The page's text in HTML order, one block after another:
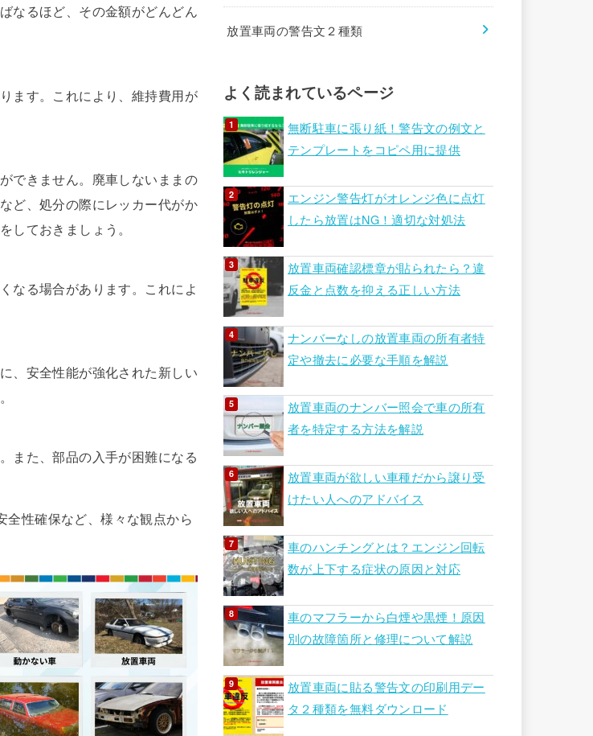
なるほど、その金額がどんどん
ます。これにより、維持費用が
できません。廃車しないままの
ど、処分の際にレッカー代がか
ておきましょう。
なる場合があります。これによ
、安全性能が強化された新しい
また、部品の入手が困難になる
全性確保など、様々な観点から
放置車両の警告文２種類
よく読まれているページ
無断駐車に張り紙！警告文の例文と
テンプレートをコピペ用に提供
エンジン警告灯がオレンジ色に点灯
したら放置はNG！適切な対処法
放置車両確認標章が貼られたら？違
反金と点数を抑える正しい方法
ナンバーなしの放置車両の所有者特
定や撤去に必要な手順を解説
放置車両のナンバー照会で車の所有
者を特定する方法を解説
放置車両が欲しい車種だから譲り受
けたい人へのアドバイス
車のハンチングとは？エンジン回転
数が上下する症状の原因と対応
車のマフラーから白煙や黒煙！原因
別の故障箇所と修理について解説
放置車両に貼る警告文の印刷用デー
タ２種類を無料ダウンロード